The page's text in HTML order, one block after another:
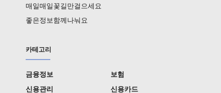
매일매일꽃길만걸으세요
좋은정보함께나눠요
카테고리
금융정보
보험
신용관리
신용카드